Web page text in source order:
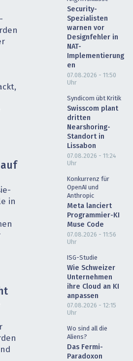
in
Security-
Spezialisten
warnen vor
Designfehler in
NAT-
Implementierung
en
07.08.2026 - 11:50
Uhr
Syndicom übt Kritik
Swisscom plant
dritten
Nearshoring-
Standort in
Lissabon
07.08.2026 - 11:24
Uhr
Konkurrenz für
OpenAI und
Anthropic
Meta lanciert
Programmier-KI
Muse Code
07.08.2026 - 11:56
Uhr
ISG-Studie
Wie Schweizer
Unternehmen
ihre Cloud an KI
anpassen
07.08.2026 - 12:15
Uhr
Wo sind all die
Aliens?
Das Fermi-
Paradoxon